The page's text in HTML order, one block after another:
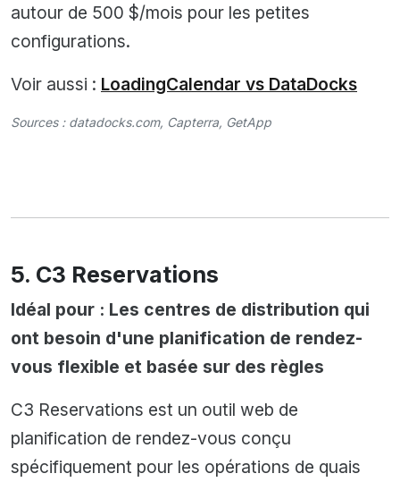
autour de 500 $/mois pour les petites
configurations.
Voir aussi : LoadingCalendar vs DataDocks
Sources : datadocks.com, Capterra, GetApp
5. C3 Reservations
Idéal pour : Les centres de distribution qui
ont besoin d'une planification de rendez-
vous flexible et basée sur des règles
C3 Reservations est un outil web de
planification de rendez-vous conçu
spécifiquement pour les opérations de quais